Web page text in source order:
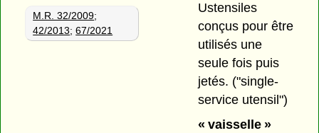
M.R. 32/2009;
42/2013;67/2021
Ustensiles
conçus pour être
utilisés une
seule fois puis
jetés. ("single-
service utensil")
« vaisselle »